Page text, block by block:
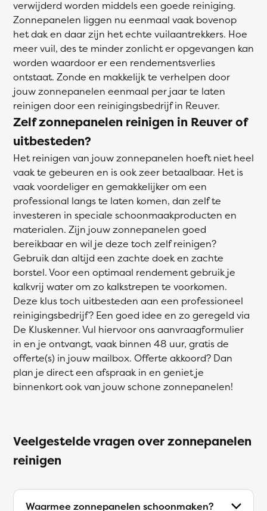
verwijderd worden middels een goede reiniging.
Zonnepanelen liggen nu eenmaal vaak bovenop
het dak en daar zijn het echte vuilaantrekkers. Hoe
meer vuil, des te minder zonlicht er opgevangen kan
worden waardoor er een rendementsverlies
ontstaat. Zonde en makkelijk te verhelpen door
jouw zonnepanelen eenmaal per jaar te laten
reinigen door een reinigingsbedrijf in Reuver.
Zelf zonnepanelen reinigen in Reuver of
uitbesteden?
Het reinigen van jouw zonnepanelen hoeft niet heel
vaak te gebeuren en is ook zeer betaalbaar. Het is
vaak voordeliger en gemakkelijker om een
professional langs te laten komen, dan zelf te
investeren in speciale schoonmaakproducten en
materialen. Zijn jouw zonnepanelen goed
bereikbaar en wil je deze toch zelf reinigen?
Gebruik dan altijd een zachte doek en zachte
borstel. Voor een optimaal rendement gebruik je
kalkvrij water om zo kalkstrepen te voorkomen.
Deze klus toch uitbesteden aan een professioneel
reinigingsbedrijf? Een goed idee en zo geregeld via
De Kluskenner. Vul hiervoor ons aanvraagformulier
in en je ontvangt, vaak binnen 48 uur, gratis de
offerte(s) in jouw mailbox. Offerte akkoord? Dan
plan je direct een afspraak in en geniet je
binnenkort ook van jouw schone zonnepanelen!
Veelgestelde vragen over zonnepanelen
reinigen
Waarmee zonnepanelen schoonmaken?